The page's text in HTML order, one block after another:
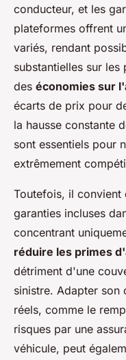
conducteur, et les
plateformes offrent
variés, rendant
substantielles sur les
des économies sur
écarts de prix pour
la hausse constante
sont essentiels pour
extrêmement
Toutefois, il convient
garanties incluses
concentrant
réduire les primes
détriment d'une
sinistre. Adapter son
réels, comme le
risques par une
véhicule, peut